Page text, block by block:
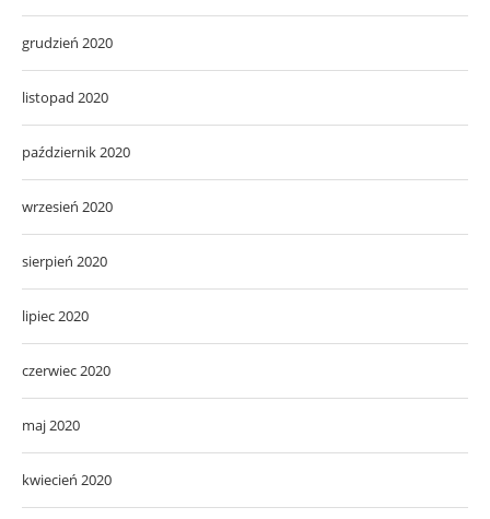
grudzień 2020
listopad 2020
październik 2020
wrzesień 2020
sierpień 2020
lipiec 2020
czerwiec 2020
maj 2020
kwiecień 2020